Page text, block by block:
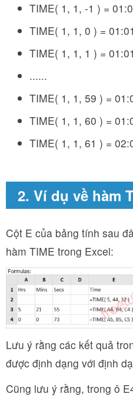
TIME( 1, 1, -1 ) =
TIME( 1, 1, 0 ) =
TIME( 1, 1, 1 ) =
......
TIME( 1, 1, 59 ) =
TIME( 1, 1, 60 ) =
TIME( 1, 1, 61 ) =
2. Ví dụ về hàm
Cột E của bảng tính sau
hàm TIME trong Excel:
Lưu ý rằng các kết quả
được định dạng với định
Cũng lưu ý rằng, trong ô